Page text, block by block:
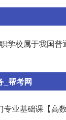
学校属于我国
_帮考网
业基础课【